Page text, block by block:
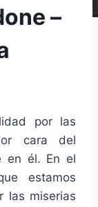
–
por las
cara del
en él. En el
estamos
las miserias